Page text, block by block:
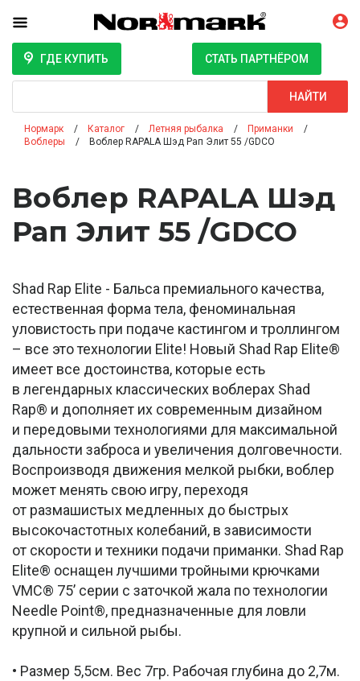
ГДЕ КУПИТЬ СТАТЬ ПАРТНЁРОМ
НАЙТИ
Нормарк Каталог Летняя рыбалка
Приманки
Воблеры
Воблер RAPALA Шэд Рап Элит 55 /GDCO
Воблер RAPALA Шэд
Рап Элит 55 /GDCO
Shad Rap Elite - Бальса премиального качества,
естественная форма тела, феноминальная
уловистость при подаче кастингом и троллингом
– все это технологии Elite! Новый Shad Rap Elite®
имеет все достоинства, которые есть
в легендарных классических воблерах Shad
Rap® и дополняет их современным дизайном
и передовыми технологиями для максимальной
дальности заброса и увеличения долговечности.
Воспроизводя движения мелкой рыбки, воблер
может менять свою игру, переходя
от размашистых медленных до быстрых
высокочастотных колебаний, в зависимости
от скорости и техники подачи приманки. Shad Rap
Elite® оснащен лучшими тройными крючками
VMC® 75’ серии с заточкой жала по технологии
Needle Point®, предназначенные для ловли
крупной и сильной рыбы.
• Размер 5,5см. Вес 7гр. Рабочая глубина до 2,7м.